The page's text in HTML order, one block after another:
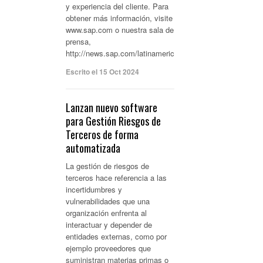
y experiencia del cliente. Para
obtener más información, visite
www.sap.com o nuestra sala de
prensa,
http://news.sap.com/latinamerica.
Escrito el 15 Oct 2024
Lanzan nuevo software
para Gestión Riesgos de
Terceros de forma
automatizada
La gestión de riesgos de
terceros hace referencia a las
incertidumbres y
vulnerabilidades que una
organización enfrenta al
interactuar y depender de
entidades externas, como por
ejemplo proveedores que
suministran materias primas o